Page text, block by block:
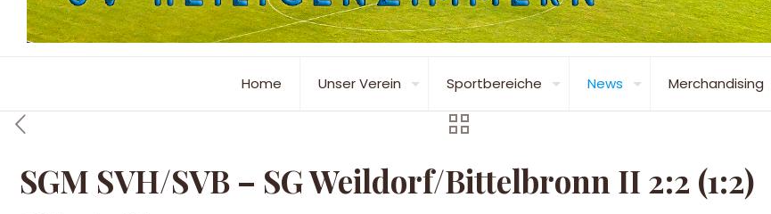
Home Unser Verein Sportbereiche News Merchandising
SGM SVH/SVB – SG Weildorf/Bittelbronn II 2:2 (1:2)